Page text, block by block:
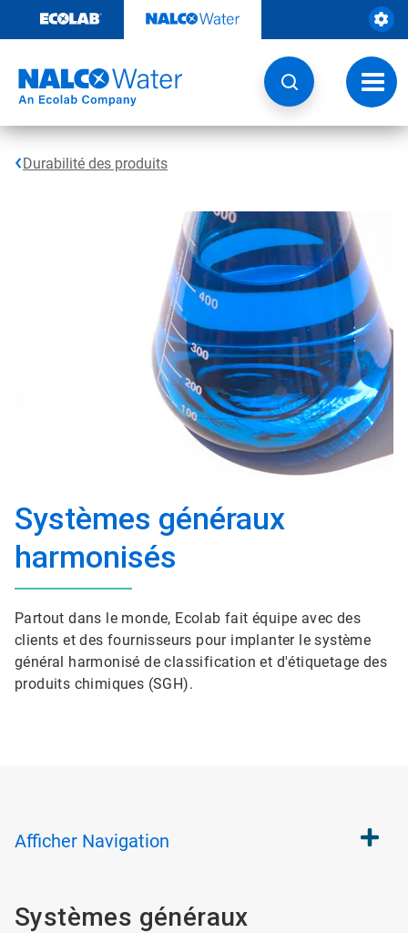
contenu​​​​​​​
à
Durabilité des produits
Systèmes généraux
harmonisés
Partout dans le monde, Ecolab fait équipe avec des
clients et des fournisseurs pour implanter le système
général harmonisé de classification et d'étiquetage des
produits chimiques (SGH).
Afficher Navigation
Systèmes généraux